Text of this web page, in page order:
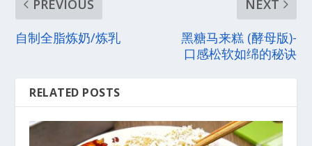
PREVIOUS
自制全脂炼奶/炼乳
NEXT
黑糖马来糕 (酵母版)-
口感松软如绵的秘诀
RELATED POSTS